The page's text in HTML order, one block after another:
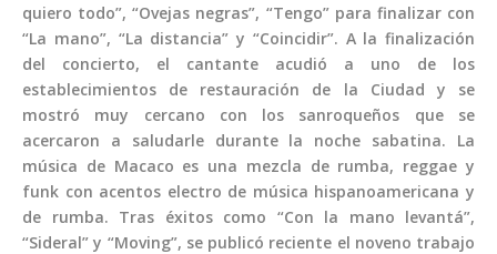
quiero todo”, “Ovejas negras”, “Tengo” para finalizar con
“La mano”, “La distancia” y “Coincidir”. A la finalización
del concierto, el cantante acudió a uno de los
establecimientos de restauración de la Ciudad y se
mostró muy cercano con los sanroqueños que se
acercaron a saludarle durante la noche sabatina. La
música de Macaco es una mezcla de rumba, reggae y
funk con acentos electro de música hispanoamericana y
de rumba. Tras éxitos como “Con la mano levantá”,
“Sideral” y “Moving”, se publicó reciente el noveno trabajo